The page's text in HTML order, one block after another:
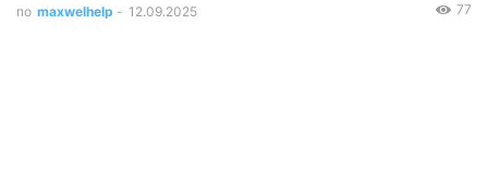
по maxwelhelp - 12.09.2025 77